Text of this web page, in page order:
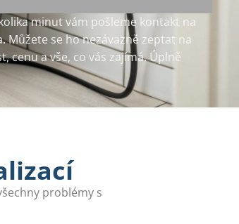
minut vám pošleme kontakt na
Můžete se ho nezávazně zeptat na
cenu a vše, co vás zajímá. Úplně
problémy s